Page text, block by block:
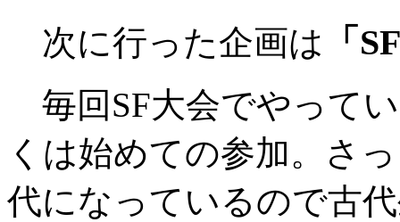
次に行った企画は
「
毎回SF大会でやって
くは始めての参加。さ
代になっているので古